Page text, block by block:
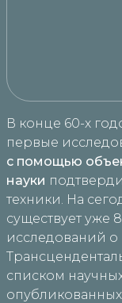
В конце 60-х
первые
с помощью
науки
техники. На
существует уже
исследований о
списком
опубликованных